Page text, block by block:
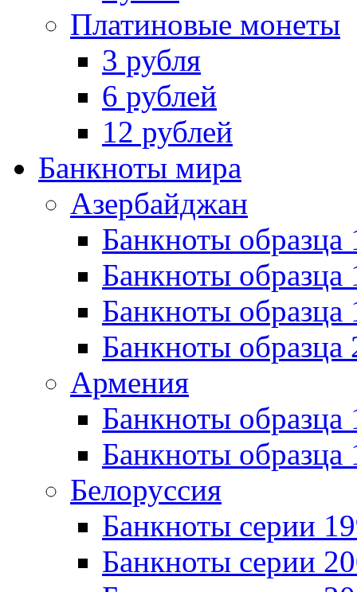
Платиновые монеты
3 рубля
6 рублей
12 рублей
Банкноты мира
Азербайджан
Банкноты образца
Банкноты образца
Банкноты
Банкноты образца
Армения
Банкноты образца
Банкноты образца
Белоруссия
Банкноты серии
Банкноты серии